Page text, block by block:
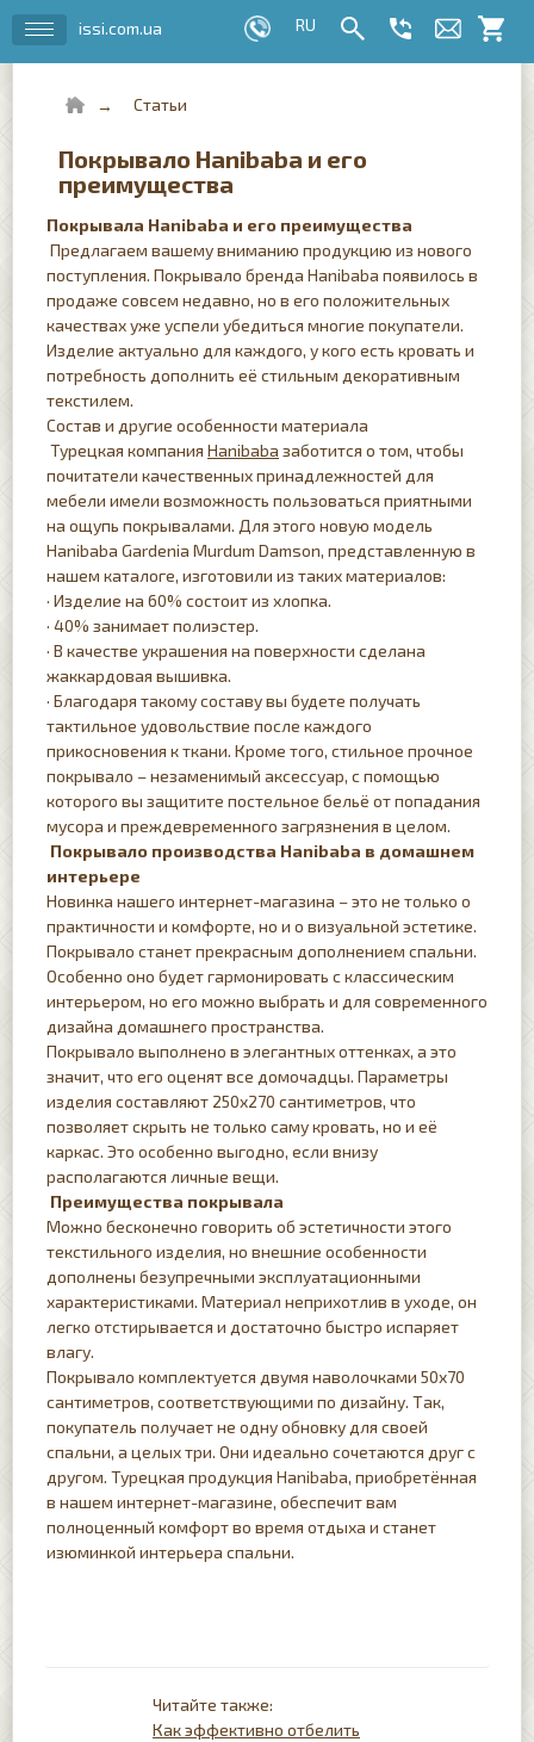
issi.com.ua
Статьи
Покрывало Hanibaba и его
преимущества
Покрывала Hanibaba и его преимущества
Предлагаем вашему вниманию продукцию из нового
поступления. Покрывало бренда Hanibaba появилось в
продаже совсем недавно, но в его положительных
качествах уже успели убедиться многие покупатели.
Изделие актуально для каждого, у кого есть кровать и
потребность дополнить её стильным декоративным
текстилем.
Состав и другие особенности материала
Турецкая компания Hanibaba заботится о том, чтобы
почитатели качественных принадлежностей для
мебели имели возможность пользоваться приятными
на ощупь покрывалами. Для этого новую модель
Hanibaba Gardenia Murdum Damson, представленную в
нашем каталоге, изготовили из таких материалов:
· Изделие на 60% состоит из хлопка.
· 40% занимает полиэстер.
· В качестве украшения на поверхности сделана
жаккардовая вышивка.
· Благодаря такому составу вы будете получать
тактильное удовольствие после каждого
прикосновения к ткани. Кроме того, стильное прочное
покрывало – незаменимый аксессуар, с помощью
которого вы защитите постельное бельё от попадания
мусора и преждевременного загрязнения в целом.
Покрывало производства Hanibaba в домашнем
интерьере
Новинка нашего интернет-магазина – это не только о
практичности и комфорте, но и о визуальной эстетике.
Покрывало станет прекрасным дополнением спальни.
Особенно оно будет гармонировать с классическим
интерьером, но его можно выбрать и для современного
дизайна домашнего пространства.
Покрывало выполнено в элегантных оттенках, а это
значит, что его оценят все домочадцы. Параметры
изделия составляют 250х270 сантиметров, что
позволяет скрыть не только саму кровать, но и её
каркас. Это особенно выгодно, если внизу
располагаются личные вещи.
Преимущества покрывала
Можно бесконечно говорить об эстетичности этого
текстильного изделия, но внешние особенности
дополнены безупречными эксплуатационными
характеристиками. Материал неприхотлив в уходе, он
легко отстирывается и достаточно быстро испаряет
влагу.
Покрывало комплектуется двумя наволочками 50х70
сантиметров, соответствующими по дизайну. Так,
покупатель получает не одну обновку для своей
спальни, а целых три. Они идеально сочетаются друг с
другом. Турецкая продукция Hanibaba, приобретённая
в нашем интернет-магазине, обеспечит вам
полноценный комфорт во время отдыха и станет
изюминкой интерьера спальни.
Как эффективно отбелить